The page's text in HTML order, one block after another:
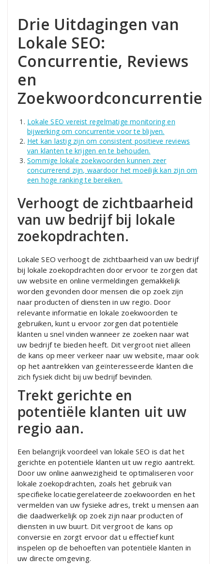
Drie Uitdagingen van
Lokale SEO:
Concurrentie, Reviews
en
Zoekwoordconcurrentie
Lokale SEO vereist regelmatige monitoring en
bijwerking om concurrentie voor te blijven.
Het kan lastig zijn om consistent positieve reviews
van klanten te krijgen en te behouden.
Sommige lokale zoekwoorden kunnen zeer
concurrerend zijn, waardoor het moeilijk kan zijn om
een hoge ranking te bereiken.
Verhoogt de zichtbaarheid
van uw bedrijf bij lokale
zoekopdrachten.
Lokale SEO verhoogt de zichtbaarheid van uw bedrijf
bij lokale zoekopdrachten door ervoor te zorgen dat
uw website en online vermeldingen gemakkelijk
worden gevonden door mensen die op zoek zijn
naar producten of diensten in uw regio. Door
relevante informatie en lokale zoekwoorden te
gebruiken, kunt u ervoor zorgen dat potentiële
klanten u snel vinden wanneer ze zoeken naar wat
uw bedrijf te bieden heeft. Dit vergroot niet alleen
de kans op meer verkeer naar uw website, maar ook
op het aantrekken van geïnteresseerde klanten die
zich fysiek dicht bij uw bedrijf bevinden.
Trekt gerichte en
potentiële klanten uit uw
regio aan.
Een belangrijk voordeel van lokale SEO is dat het
gerichte en potentiële klanten uit uw regio aantrekt.
Door uw online aanwezigheid te optimaliseren voor
lokale zoekopdrachten, zoals het gebruik van
specifieke locatiegerelateerde zoekwoorden en het
vermelden van uw fysieke adres, trekt u mensen aan
die daadwerkelijk op zoek zijn naar producten of
diensten in uw buurt. Dit vergroot de kans op
conversie en zorgt ervoor dat u effectief kunt
inspelen op de behoeften van potentiële klanten in
uw directe omgeving.